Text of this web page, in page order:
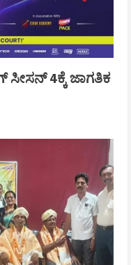
ಸೀಸನ್ 4ಕ್ಕೆ ಜಾಗತಿಕ